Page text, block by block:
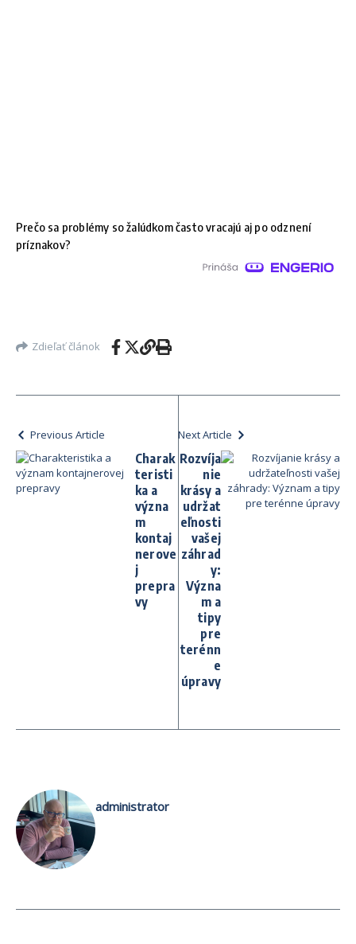
Prečo sa problémy so žalúdkom často vracajú aj po odznení
príznakov?
Zdieľať článok
Previous Article
Charak
teristi
ka a
význa
m
kontaj
nerove
j
prepra
vy
Next Article
Rozvíja
nie
krásy a
udržat
eľnosti
vašej
záhrad
y:
Význa
m a
tipy
pre
terénn
e
úpravy
administrator